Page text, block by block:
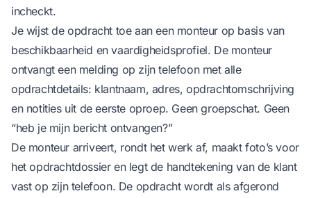
incheckt.
Je wijst de opdracht toe aan een monteur op basis van
beschikbaarheid en vaardigheidsprofiel. De monteur
ontvangt een melding op zijn telefoon met alle
opdrachtdetails: klantnaam, adres, opdrachtomschrijving
en notities uit de eerste oproep. Geen groepschat. Geen
“heb je mijn bericht ontvangen?”
De monteur arriveert, rondt het werk af, maakt foto’s voor
het opdrachtdossier en legt de handtekening van de klant
vast op zijn telefoon. De opdracht wordt als afgerond